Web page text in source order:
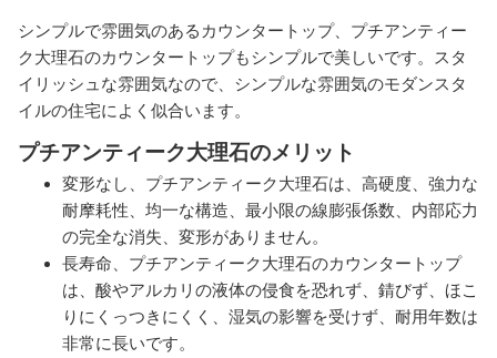
シンプルで雰囲気のあるカウンタートップ、プチアンティー
ク大理石のカウンタートップもシンプルで美しいです。スタ
イリッシュな雰囲気なので、シンプルな雰囲気のモダンスタ
イルの住宅によく似合います。
プチアンティーク大理石のメリット
変形なし、プチアンティーク大理石は、高硬度、強力な
耐摩耗性、均一な構造、最小限の線膨張係数、内部応力
の完全な消失、変形がありません。
長寿命、プチアンティーク大理石のカウンタートップ
は、酸やアルカリの液体の侵食を恐れず、錆びず、ほこ
りにくっつきにくく、湿気の影響を受けず、耐用年数は
非常に長いです。